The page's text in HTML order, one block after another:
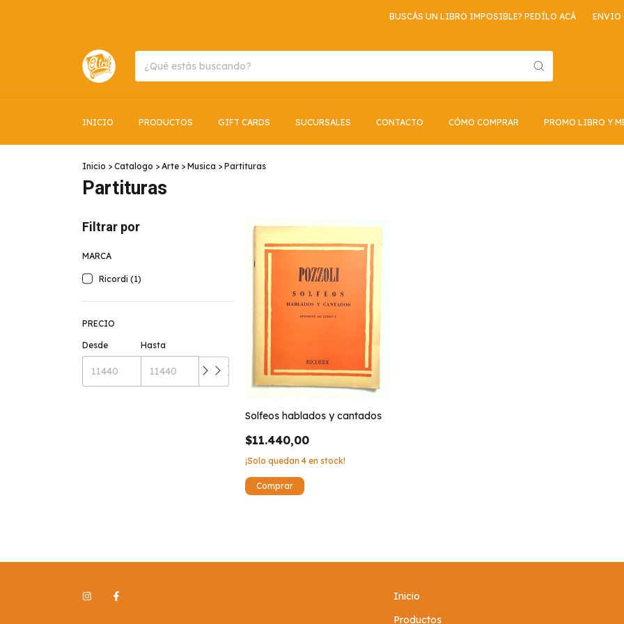
BUSCÁS UN LIBRO IMPOSIBLE? PEDÍLO ACÁ ENVIO
INICIO PRODUCTOS GIFT CARDS SUCURSALES CONTACTO CÓMO COMPRAR PROMO LIBRO Y
Inicio > Catalogo > Arte > Musica > Partituras
Partituras
Filtrar por
MARCA
Ricordi (1)
PRECIO
Desde Hasta
Solfeos hablados y cantados
$11.440,00
¡Solo quedan4 en stock!
Inicio
Productos